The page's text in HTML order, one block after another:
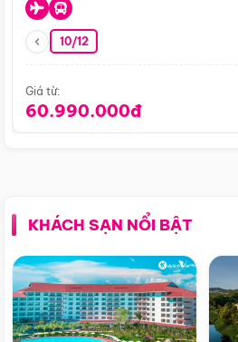
10/12
Giá từ:
60.990.000đ
KHÁCH SẠN NỔI BẬT